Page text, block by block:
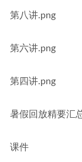
第八讲.png
第六讲.png
第四讲.png
暑假回放精要汇
课件